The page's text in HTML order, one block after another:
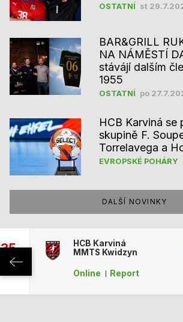
OSTATNÍ st
BAR&GRILL
NA NÁMĚSTÍ
stávájí dalším
1955
OSTATNÍ po
HCB Karviná se
skupině F.
Torrelavega a
EVROPSKÉ POHÁRY
DALŠÍ NOVINKY
HCB Karviná
MMTS Kwidzyn
Online Report